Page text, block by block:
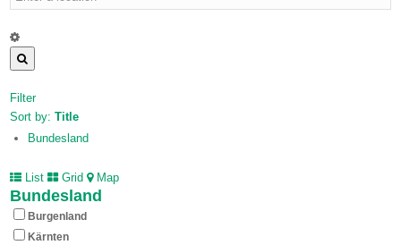
Filter
Sort by:Title
Bundesland
List Grid Map
Bundesland
Burgenland
Kärnten